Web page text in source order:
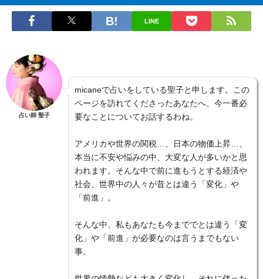
LINE
占い師 聖子
micaneで占いをしている聖子と申します。この
ページを訪れてくださったあなたへ、今一番必
要なことについてお話するわね。
アメリカや世界の関税…、日本の物価上昇…、
本当に不安や悩みの中、大変な人が多いかと思
われます。そんな中で前に進もうとする経済や
社会、世界中の人々が昔とは違う「変化」や
「前進」。
そんな中、私もあなたも今まででとは違う「変
化」や「前進」が必要なのは言うまでもない
事。